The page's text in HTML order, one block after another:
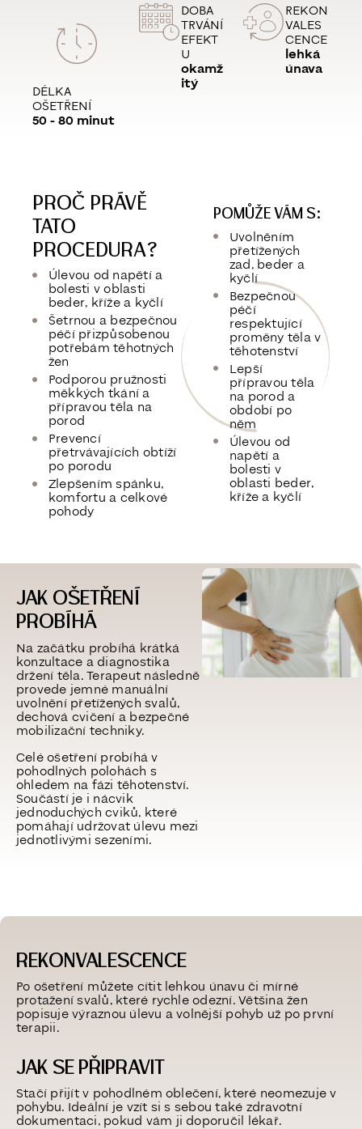
DÉLKA
OŠETŘENÍ
50 - 80 minut
DOBA
TRVÁNÍ
EFEKT
U
okamž
itý
REKON
VALES
CENCE
lehká
únava
PROČ PRÁVĚ
TATO
PROCEDURA?
Úlevou od napětí a
bolesti v oblasti
beder, kříže a kyčlí
Šetrnou a bezpečnou
péčí přizpůsobenou
potřebám těhotných
žen
Podporou pružnosti
měkkých tkání a
přípravou těla na
porod
Prevencí
přetrvávajících obtíží
po porodu
Zlepšením spánku,
komfortu a celkové
pohody
POMŮŽE VÁM S:
Uvolněním
přetížených
zad, beder a
kyčlí
Bezpečnou
péčí
respektující
proměny těla v
těhotenství
Lepší
přípravou těla
na porod a
období po
něm
Úlevou od
napětí a
bolesti v
oblasti beder,
kříže a kyčlí
JAK OŠETŘENÍ
PROBÍHÁ
Na začátku probíhá krátká
konzultace a diagnostika
držení těla. Terapeut následně
provede jemné manuální
uvolnění přetížených svalů,
dechová cvičení a bezpečné
mobilizační techniky.
Celé ošetření probíhá v
pohodlných polohách s
ohledem na fázi těhotenství.
Součástí je i nácvik
jednoduchých cviků, které
pomáhají udržovat úlevu mezi
jednotlivými sezeními.
REKONVALESCENCE
Po ošetření můžete cítit lehkou únavu či mírné
protažení svalů, které rychle odezní. Většina žen
popisuje výraznou úlevu a volnější pohyb už po první
terapii.
JAK SE PŘIPRAVIT
Stačí přijít v pohodlném oblečení, které neomezuje v
pohybu. Ideální je vzít si s sebou také zdravotní
dokumentaci, pokud vám ji doporučil lékař.